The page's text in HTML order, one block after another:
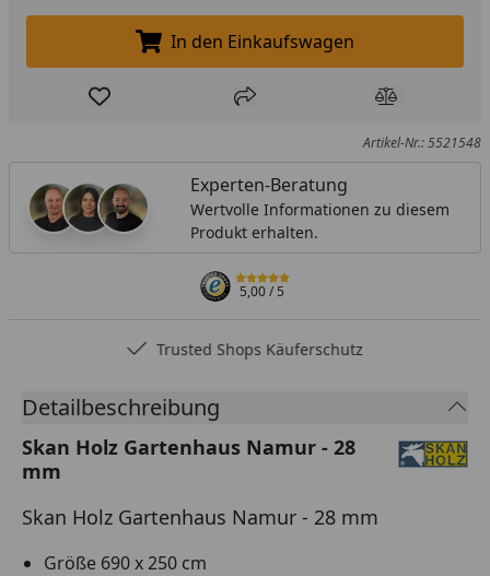
In den Einkaufswagen legen
In den Einkaufswagen
Produkt zur Wunschliste hinzufügen
Teilen Produkt
Artikel-Nr.: 5521548
Experten-Beratung
Wertvolle Informationen zu diesem
Produkt erhalten.
5,00/ 5
Trusted Shops Käuferschutz
Detailbeschreibung
Skan Holz Gartenhaus Namur - 28
mm
Skan Holz Gartenhaus Namur - 28 mm
Größe 690 x 250 cm